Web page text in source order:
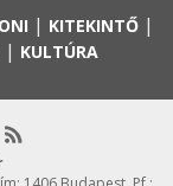
| KITEKINTŐ|
| KULTÚRA